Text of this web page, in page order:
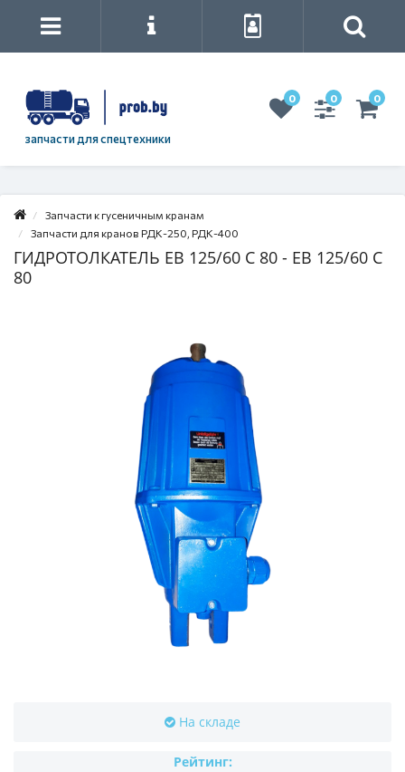
запчасти для спецтехники
0 0 0
Запчасти к гусеничным кранам
Запчасти для кранов РДК-250, РДК-400
ГИДРОТОЛКАТЕЛЬ ЕВ 125/60 С 80 - ЕВ 125/60 С
80
На складе
Рейтинг: